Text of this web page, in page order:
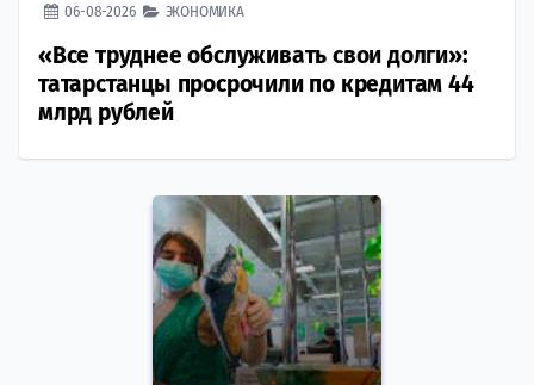
06-08-2026 ЭКОНОМИКА
«Все труднее обслуживать свои долги»:
татарстанцы просрочили по кредитам 44
млрд рублей